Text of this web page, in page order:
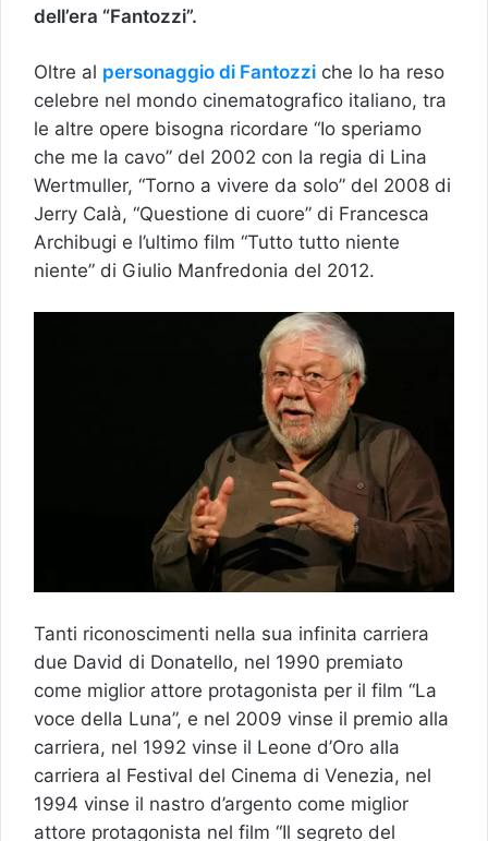
dell’era “Fantozzi”.
Oltre al personaggio di Fantozzi che lo ha reso
celebre nel mondo cinematografico italiano, tra
le altre opere bisogna ricordare “Io speriamo
che me la cavo” del 2002 con la regia di Lina
Wertmuller, “Torno a vivere da solo” del 2008 di
Jerry Calà, “Questione di cuore” di Francesca
Archibugi e l’ultimo film “Tutto tutto niente
niente” di Giulio Manfredonia del 2012.
Tanti riconoscimenti nella sua infinita carriera
due David di Donatello, nel 1990 premiato
come miglior attore protagonista per il film “La
voce della Luna”, e nel 2009 vinse il premio alla
carriera, nel 1992 vinse il Leone d’Oro alla
carriera al Festival del Cinema di Venezia, nel
1994 vinse il nastro d’argento come miglior
attore protagonista nel film “Il segreto del